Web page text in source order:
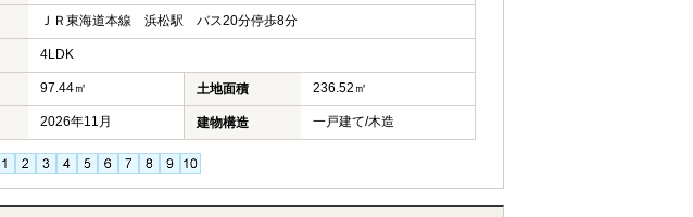
ＪＲ東海道本線 浜松駅 バス20分停歩8分
4LDK
97.44㎡ 土地面積 236.52㎡
2026年11月 建物構造 一戸建て/木造